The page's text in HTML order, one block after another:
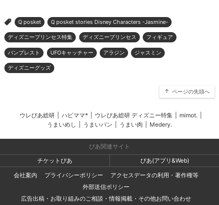
> Q posket Q posket stories Disney Characters -Jasmine-
ディズニープリンセス特集 ディズニープリンセス フィギュア
バンプレスト UFOキャッチャー アラジン ジャスミン
ディズニーグッズ
ページの先頭へ
ウレぴあ総研 ハピママ* ウレぴあ総研 ディズニー特集 mimot.
うまいめし
うまいパン うまい肉 Medery.
ぴあ関連サイト
チケットぴあ
ぴあ(アプリ&Web)
会社案内
プライバシーポリシー
アクセスデータの利用・著作権等
外部送信ポリシー
広告出稿・お取り組みのご相談・情報掲載・その他お問い合わせ